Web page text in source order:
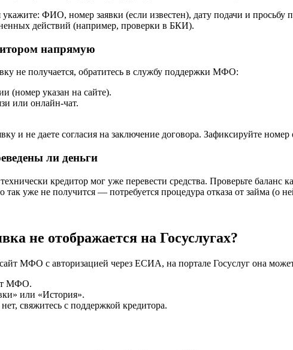
укажите: ФИО, номер заявки (если известен), дату подачи и
действий (например, проверки в БКИ).
напрямую
не получается, обратитесь в службу поддержки МФО:
(номер указан на сайте).
или онлайн-чат.
и не даете согласия на заключение договора. Зафиксируйте
ли деньги
кредитор мог уже перевести средства. Проверьте баланс
так уже не получится — потребуется процедура отказа от займа (о
не отображается на Госуслугах?
МФО с авторизацией через ЕСИА, на портале Госуслуг она
МФО.
или «История».
свяжитесь с поддержкой кредитора.